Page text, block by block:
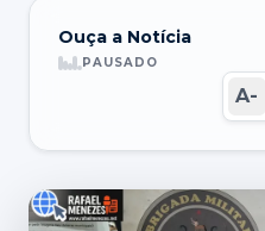
Ouça a Notícia
PAUSADO
A-